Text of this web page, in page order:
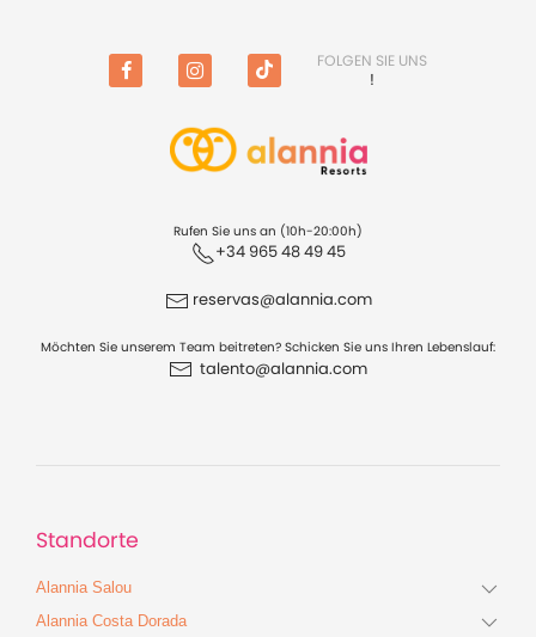
FOLGEN SIE UNS
!
Rufen Sie uns an (10h-20:00h)
+34 965 48 49 45
reservas@alannia.com
Möchten Sie unserem Team beitreten? Schicken Sie uns Ihren Lebenslauf:
talento@alannia.com
Standorte
Alannia Salou
Alannia Costa Dorada